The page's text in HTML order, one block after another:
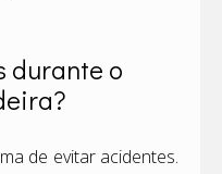
durante o
de evitar acidentes.